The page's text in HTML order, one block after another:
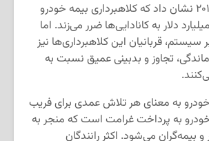
گزارشی در سال ۲۰۱۸ نشان داد که کلاهبرداری بیمه خودرو
سالانه بیش از ۲ میلیارد دلار به کانادایی‌ها ضرر می‌زند. اما
سیستم، قربانیان این کلاهبرداری‌ها نیز
تجاوز و بدبینی عمیق نسبت به
خودرو به معنای هر تلاش عمدی برای فریب
به پرداخت غرامت است که منجر به
و بیمه‌گران می‌شود. اکثر رانندگان